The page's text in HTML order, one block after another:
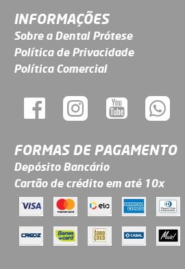
INFORMAÇÕES
Sobre a Dental Prótese
Política de Privacidade
Política Comercial
FORMAS DE PAGAMENTO
Depósito Bancário
Cartão de crédito em até 10x